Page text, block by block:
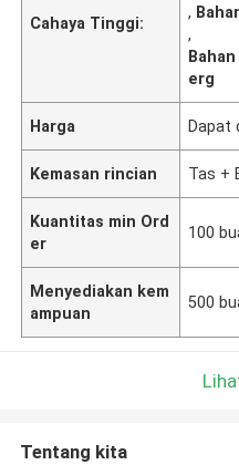
Cahaya Tinggi:
,
,
erg
Harga Dapat
Kemasan rincian Tas +
Kuantitas min Ord
er
100
Menyediakan kem
ampuan
500
Tentang kita